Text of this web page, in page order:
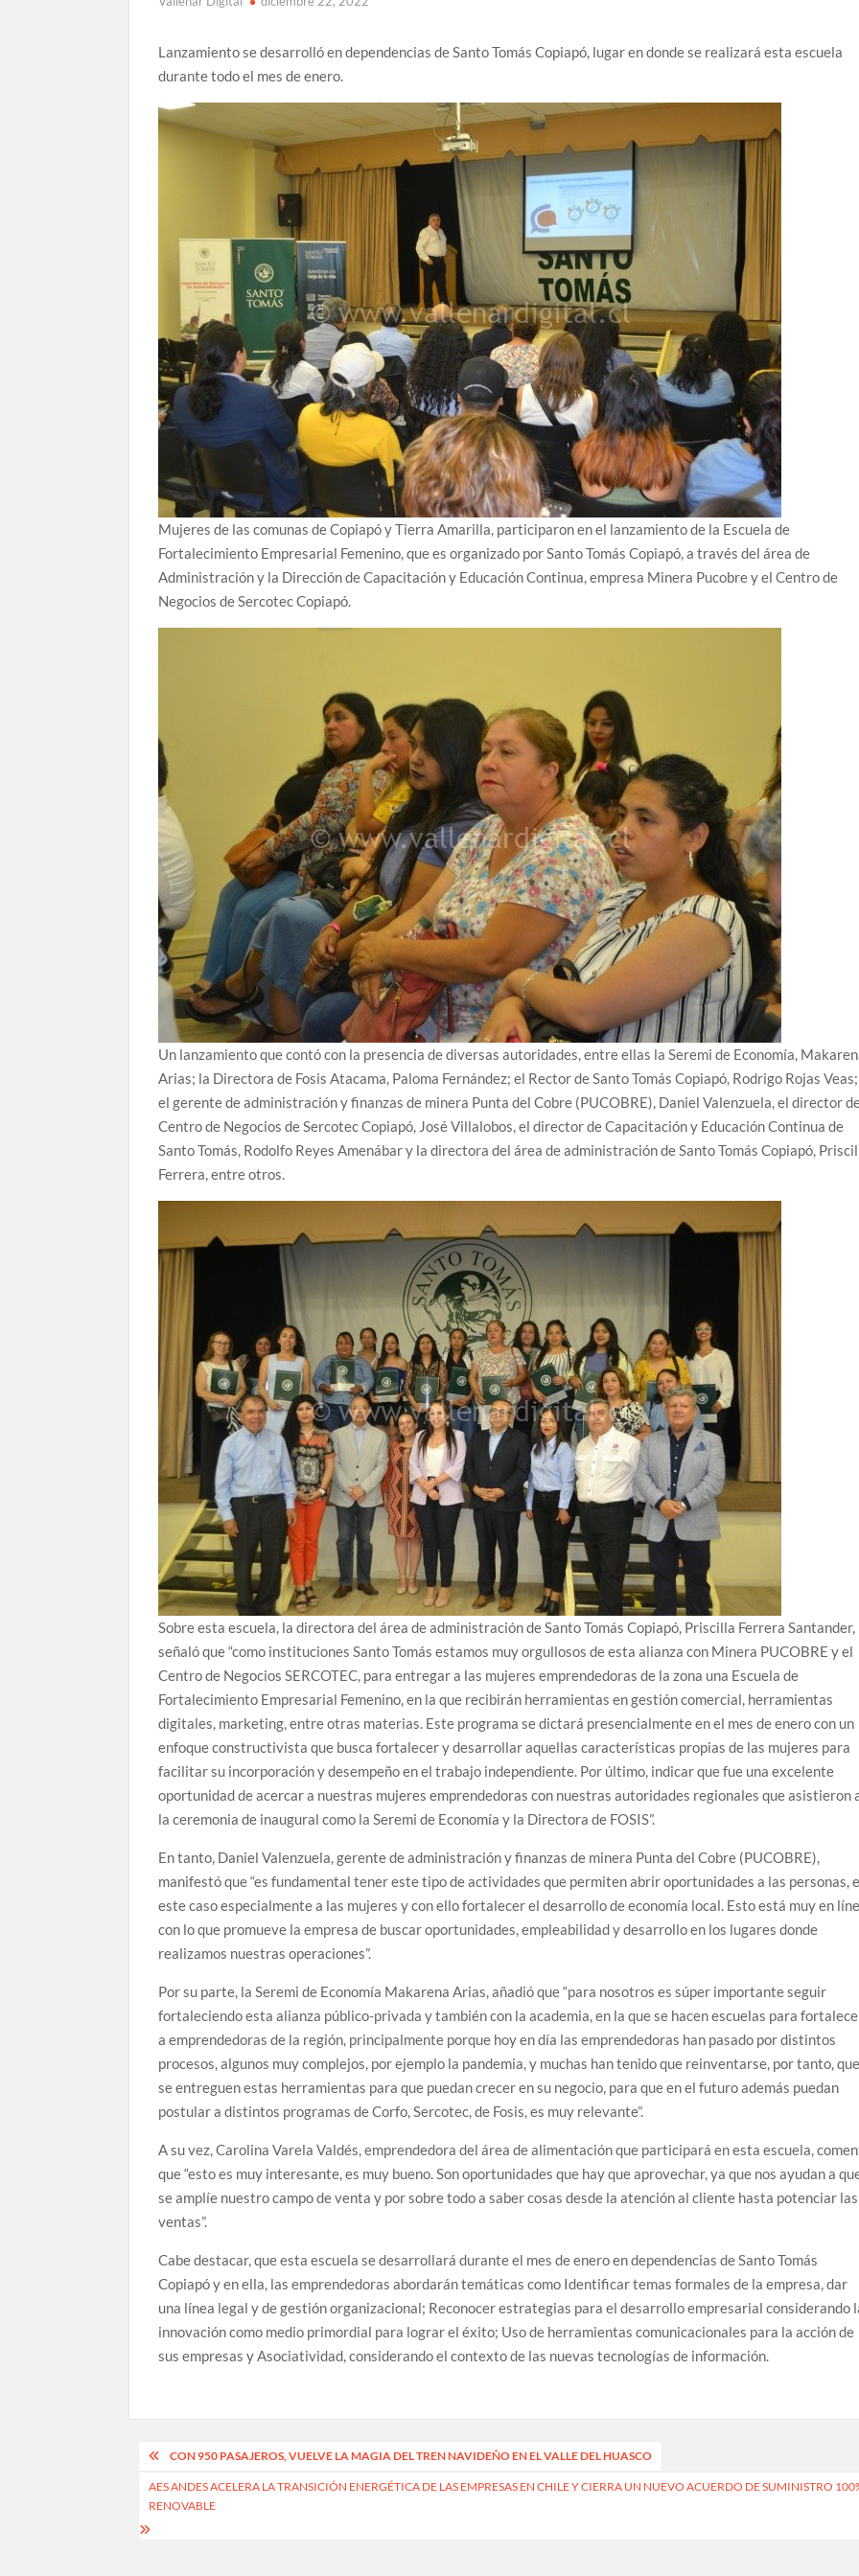
Lanzamiento se desarrolló en dependencias de Santo Tomás Copiapó, lugar en donde se realizará esta escuela
durante todo el mes de enero.
Mujeres de las comunas de Copiapó y Tierra Amarilla, participaron en el lanzamiento de la Escuela de
Fortalecimiento Empresarial Femenino, que es organizado por Santo Tomás Copiapó, a través del área de
Administración y la Dirección de Capacitación y Educación Continua, empresa Minera Pucobre y el Centro de
Negocios de Sercotec Copiapó.
Un lanzamiento que contó con la presencia de diversas autoridades, entre ellas la Seremi de Economía,
Arias; la Directora de Fosis Atacama, Paloma Fernández; el Rector de Santo Tomás Copiapó, Rodrigo Rojas Veas;
el gerente de administración y finanzas de minera Punta del Cobre (PUCOBRE), Daniel Valenzuela, el director
Centro de Negocios de Sercotec Copiapó, José Villalobos, el director de Capacitación y Educación Continua de
Santo Tomás, Rodolfo Reyes Amenábar y la directora del área de administración de Santo Tomás Copiapó,
Ferrera, entre otros.
Sobre esta escuela, la directora del área de administración de Santo Tomás Copiapó, Priscilla Ferrera Santander,
señaló que “como instituciones Santo Tomás estamos muy orgullosos de esta alianza con Minera PUCOBRE y el
Centro de Negocios SERCOTEC, para entregar a las mujeres emprendedoras de la zona una Escuela de
Fortalecimiento Empresarial Femenino, en la que recibirán herramientas en gestión comercial, herramientas
digitales, marketing, entre otras materias. Este programa se dictará presencialmente en el mes de enero con un
enfoque constructivista que busca fortalecer y desarrollar aquellas características propias de las mujeres para
facilitar su incorporación y desempeño en el trabajo independiente. Por último, indicar que fue una excelente
oportunidad de acercar a nuestras mujeres emprendedoras con nuestras autoridades regionales que asistieron
la ceremonia de inaugural como la Seremi de Economía y la Directora de FOSIS”.
En tanto, Daniel Valenzuela, gerente de administración y finanzas de minera Punta del Cobre (PUCOBRE),
manifestó que “es fundamental tener este tipo de actividades que permiten abrir oportunidades a las personas,
este caso especialmente a las mujeres y con ello fortalecer el desarrollo de economía local. Esto está muy en
con lo que promueve la empresa de buscar oportunidades, empleabilidad y desarrollo en los lugares donde
realizamos nuestras operaciones”.
Por su parte, la Seremi de Economía Makarena Arias, añadió que “para nosotros es súper importante seguir
fortaleciendo esta alianza público-privada y también con la academia, en la que se hacen escuelas para
a emprendedoras de la región, principalmente porque hoy en día las emprendedoras han pasado por distintos
procesos, algunos muy complejos, por ejemplo la pandemia, y muchas han tenido que reinventarse, por tanto, que
se entreguen estas herramientas para que puedan crecer en su negocio, para que en el futuro además puedan
postular a distintos programas de Corfo, Sercotec, de Fosis, es muy relevante”.
A su vez, Carolina Varela Valdés, emprendedora del área de alimentación que participará en esta escuela,
que “esto es muy interesante, es muy bueno. Son oportunidades que hay que aprovechar, ya que nos ayudan a
se amplíe nuestro campo de venta y por sobre todo a saber cosas desde la atención al cliente hasta potenciar las
ventas”.
Cabe destacar, que esta escuela se desarrollará durante el mes de enero en dependencias de Santo Tomás
Copiapó y en ella, las emprendedoras abordarán temáticas como Identificar temas formales de la empresa, dar
una línea legal y de gestión organizacional; Reconocer estrategias para el desarrollo empresarial considerando
innovación como medio primordial para lograr el éxito; Uso de herramientas comunicacionales para la acción de
sus empresas y Asociatividad, considerando el contexto de las nuevas tecnologías de información.
Navegación
de
entradas
CON 950 PASAJEROS, VUELVE LA MAGIA DEL TREN NAVIDEÑO EN EL VALLE DEL HUASCO
AES ANDES ACELERA LA TRANSICIÓN ENERGÉTICA DE LAS EMPRESAS EN CHILE Y CIERRA UN NUEVO ACUERDO DE SUMINISTRO
RENOVABLE